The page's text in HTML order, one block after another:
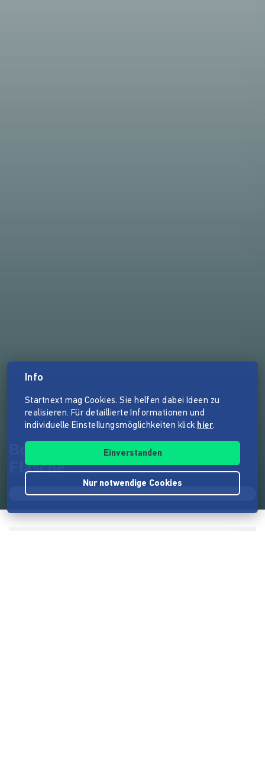
BottleCrop - Der Salat aus der
Flasche
Info
Startnext mag Cookies. Sie helfen dabei Ideen zu
realisieren. Für detaillierte Informationen und
individuelle Einstellungsmöglichkeiten klick hier.
Einverstanden
Nur notwendige Cookies